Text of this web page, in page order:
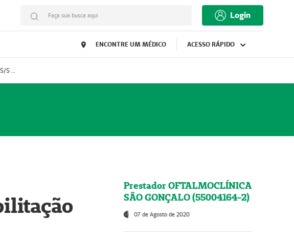
Faça sua busca aqui Login
ENCONTRE UM MÉDICO ACESSO RÁPIDO
Prestador CERPAM – Centro de Reabilitação S/S Ltda-ME (52004274-8)
Prestador OFTALMOCLÍNICA
SÃO GONÇALO (55004164-2)
07 de Agosto de 2020